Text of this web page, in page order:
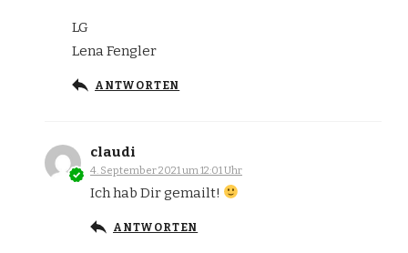
LG
Lena Fengler
ANTWORTEN
claudi
4. September 2021 um 12:01 Uhr
Ich hab Dir gemailt!
ANTWORTEN